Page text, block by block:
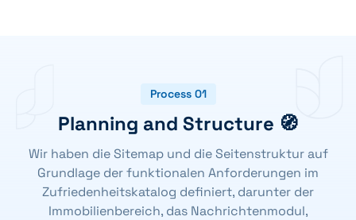
Process 01
Planning and Structure 🧭
Wir haben die Sitemap und die Seitenstruktur auf
Grundlage der funktionalen Anforderungen im
Zufriedenheitskatalog definiert, darunter der
Immobilienbereich, das Nachrichtenmodul,